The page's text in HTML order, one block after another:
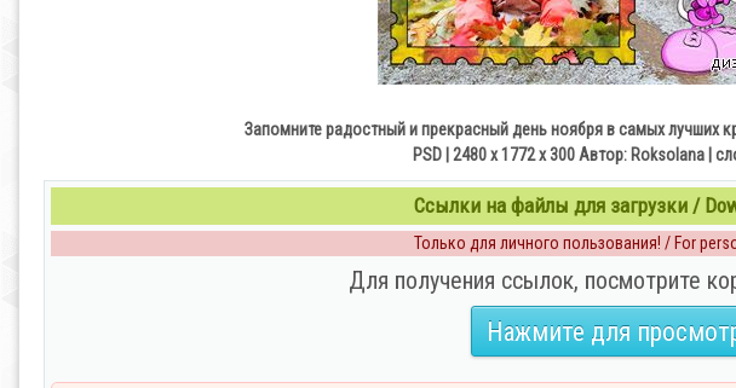
Запомните радостный и прекрасный день ноября в самых лучших
PSD | 2480 x 1772 x 300 Автор: Roksolana |
Ссылки на файлы для загрузки /
Только для личного пользования! / For
Для получения ссылок, посмотрите
Нажмите для